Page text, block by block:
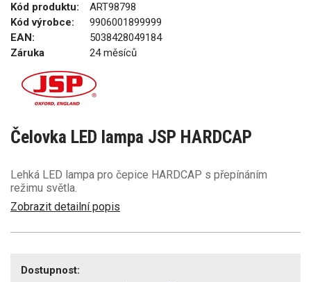
Kód produktu:
ART98798
Kód výrobce:
9906001899999
EAN:
5038428049184
Záruka
24 měsíců
Čelovka LED lampa JSP HARDCAP
Lehká LED lampa pro čepice HARDCAP s přepínáním
režimu světla.
Zobrazit detailní popis
Dostupnost: